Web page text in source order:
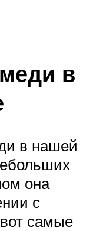
в
в нашей
она
с
самые